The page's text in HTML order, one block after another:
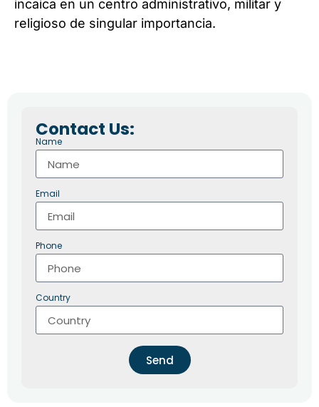
incaica en un centro administrativo, militar y
religioso de singular importancia.
Contact Us:
Name
Email
Phone
Country
Send